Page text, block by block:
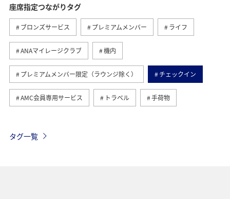
座席指定つながりタグ
ブロンズサービス プレミアムメンバー ライフ
ANAマイレージクラブ 機内
プレミアムメンバー限定（ラウンジ除く） チェックイン
AMC会員専用サービス トラベル 手荷物
タグ一覧